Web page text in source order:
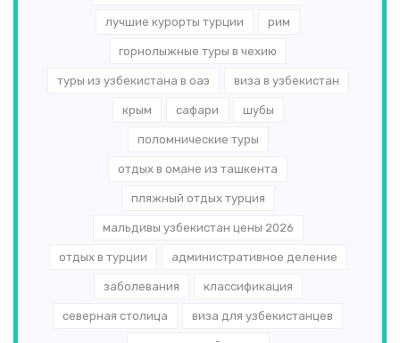
лучшие курорты турции рим
горнолыжные туры в чехию
туры из узбекистана в оаэ виза в узбекистан
крым сафари шубы
поломнические туры
отдых в омане из ташкента
пляжный отдых турция
мальдивы узбекистан цены 2026
отдых в турции административное деление
заболевания классификация
северная столица виза для узбекистанцев